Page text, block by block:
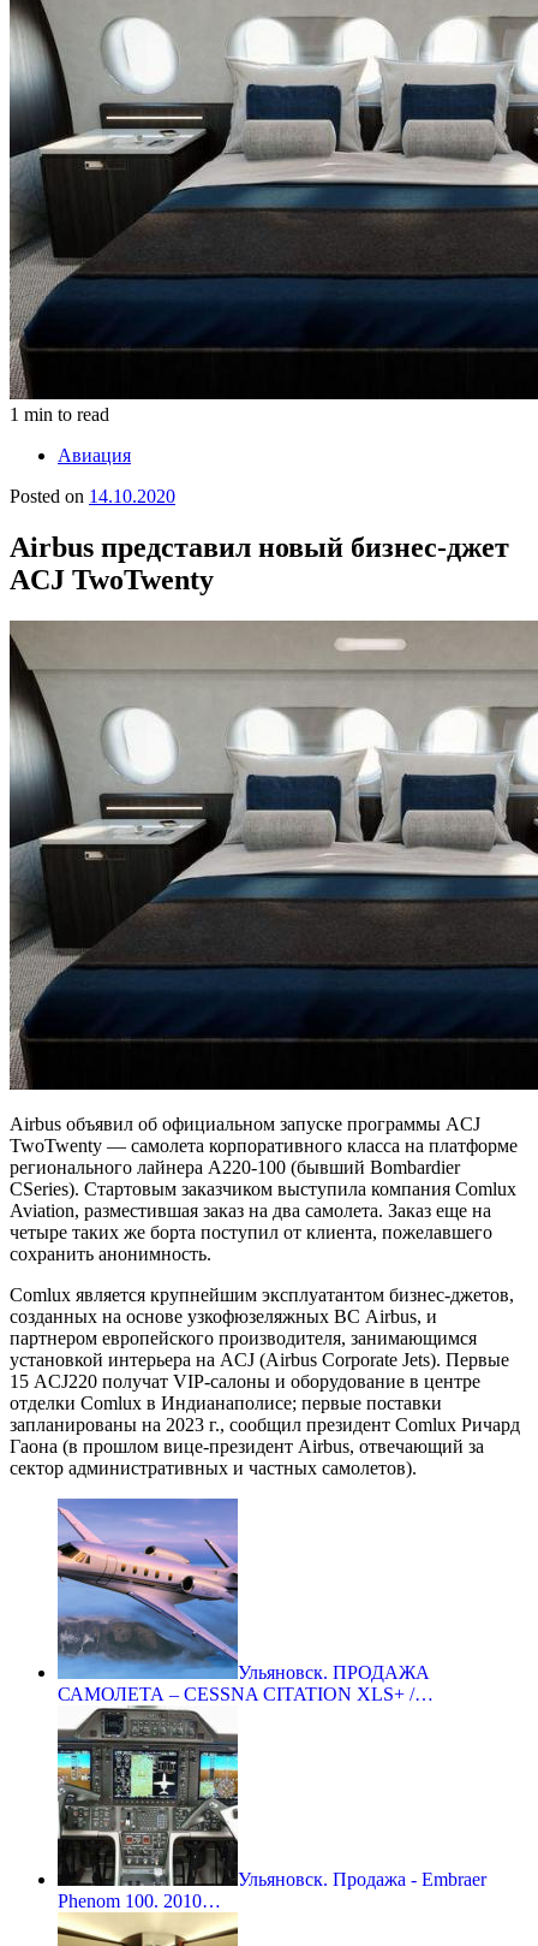
1 min to read
Авиация
Posted on 14.10.2020
Airbus представил новый бизнес-джет
ACJ TwoTwenty
Airbus объявил об официальном запуске программы ACJ
TwoTwenty — самолета корпоративного класса на платформе
регионального лайнера A220-100 (бывший Bombardier
CSeries). Стартовым заказчиком выступила компания Comlux
Aviation, разместившая заказ на два самолета. Заказ еще на
четыре таких же борта поступил от клиента, пожелавшего
сохранить анонимность.
Comlux является крупнейшим эксплуатантом бизнес-джетов,
созданных на основе узкофюзеляжных ВС Airbus, и
партнером европейского производителя, занимающимся
установкой интерьера на ACJ (Airbus Corporate Jets). Первые
15 ACJ220 получат VIP-салоны и оборудование в центре
отделки Comlux в Индианаполисе; первые поставки
запланированы на 2023 г., сообщил президент Comlux Ричард
Гаона (в прошлом вице-президент Airbus, отвечающий за
сектор административных и частных самолетов).
Ульяновск. ПРОДАЖА
САМОЛЕТА – CESSNA CITATION XLS+ /…
Ульяновск. Продажа - Embraer
Phenom 100. 2010…